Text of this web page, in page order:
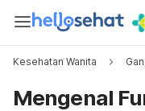
Kesehatan Wanita
Mengenal